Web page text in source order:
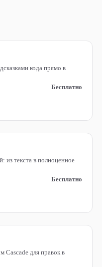
кода прямо в
Бесплатно
из текста в полноценное
Бесплатно
Cascade для правок в